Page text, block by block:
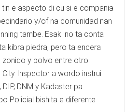
e aspecto di cu si e compania
y/of na comunidad nan
tambe. Esaki no ta conta
kibra piedra, pero ta encera
y polvo entre otro.
Inspector a wordo instrui
DNM y Kadaster pa
Policial bishita e diferente